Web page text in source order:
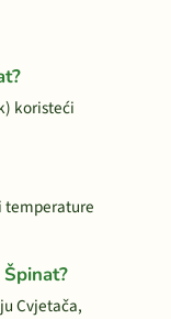
koristeći
temperature
Cvjetača,